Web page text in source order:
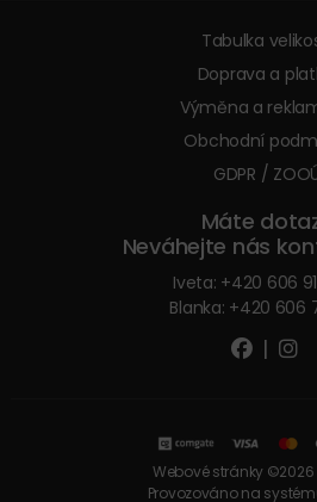
Tabulka
Doprava a
Výměna a
Obchodní
GDPR /
Máte
Neváhejte nás
Iveta: +420 606
Blanka: +420 606
|
Webové stránky ©2026
Provozováno na